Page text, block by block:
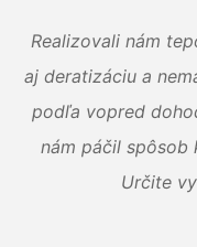
Realizovali nám
aj deratizáciu a
podľa vopred
nám páčil spôsob
Určite